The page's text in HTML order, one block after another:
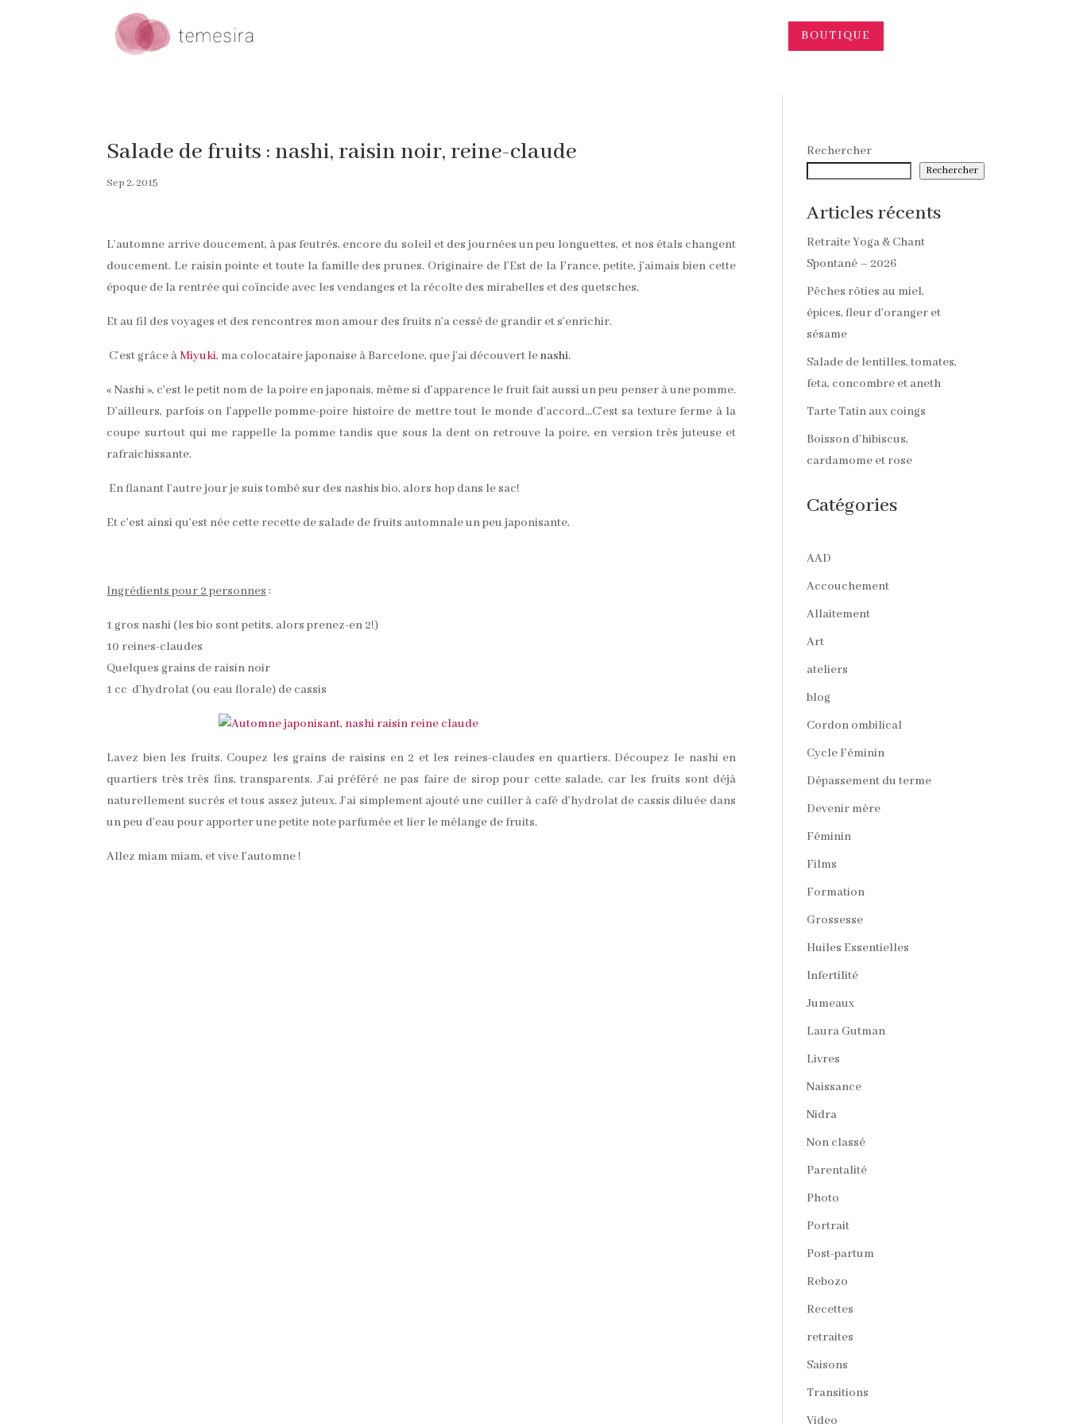
BOUTIQUE
Salade de fruits : nashi, raisin noir, reine-claude
Sep 2, 2015
L’automne arrive doucement, à pas feutrés, encore du soleil et des journées un peu longuettes, et nos étals changent
doucement. Le raisin pointe et toute la famille des prunes. Originaire de l’Est de la France, petite, j’aimais bien cette
époque de la rentrée qui coïncide avec les vendanges et la récolte des mirabelles et des quetsches.
Et au fil des voyages et des rencontres mon amour des fruits n’a cessé de grandir et s’enrichir.
C’est grâce à Miyuki, ma colocataire japonaise à Barcelone, que j’ai découvert lenashi.
« Nashi », c’est le petit nom de la poire en japonais, même si d’apparence le fruit fait aussi un peu penser à une pomme.
D’ailleurs, parfois on l’appelle pomme-poire histoire de mettre tout le monde d’accord…C’est sa texture ferme à la
coupe surtout qui me rappelle la pomme tandis que sous la dent on retrouve la poire, en version très juteuse et
rafraichissante.
En flanant l’autre jour je suis tombé sur des nashis bio, alors hop dans le sac!
Et c’est ainsi qu’est née cette recette de salade de fruits automnale un peu japonisante.
Ingrédients pour 2 personnes :
1 gros nashi (les bio sont petits, alors prenez-en 2!)
10 reines-claudes
Quelques grains de raisin noir
1 cc d’hydrolat (ou eau florale) de cassis
Lavez bien les fruits. Coupez les grains de raisins en 2 et les reines-claudes en quartiers. Découpez le nashi en
quartiers très très fins, transparents. J’ai préféré ne pas faire de sirop pour cette salade, car les fruits sont déjà
naturellement sucrés et tous assez juteux. J’ai simplement ajouté une cuiller à café d’hydrolat de cassis diluée dans
un peu d’eau pour apporter une petite note parfumée et lier le mélange de fruits.
Allez miam miam, et vive l’automne !
Rechercher
Rechercher
Articles récents
Retraite Yoga & Chant
Spontané – 2026
Pêches rôties au miel,
épices, fleur d’oranger et
sésame
Salade de lentilles, tomates,
feta, concombre et aneth
Tarte Tatin aux coings
Boisson d’hibiscus,
cardamome et rose
Catégories
AAD
Accouchement
Allaitement
Art
ateliers
blog
Cordon ombilical
Cycle Féminin
Dépassement du terme
Devenir mère
Féminin
Films
Formation
Grossesse
Huiles Essentielles
Infertilité
Jumeaux
Laura Gutman
Livres
Naissance
Nidra
Non classé
Parentalité
Photo
Portrait
Post-partum
Rebozo
Recettes
retraites
Saisons
Transitions
Video